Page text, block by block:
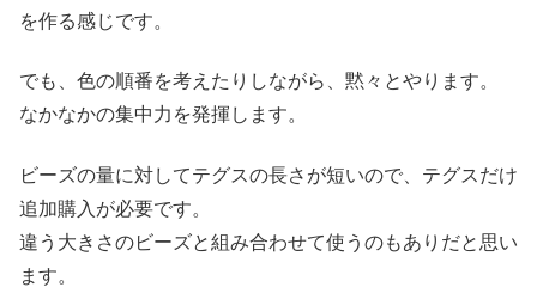
を作る感じです。
でも、色の順番を考えたりしながら、黙々とやります。
なかなかの集中力を発揮します。
ビーズの量に対してテグスの長さが短いので、テグスだけ
追加購入が必要です。
違う大きさのビーズと組み合わせて使うのもありだと思い
ます。